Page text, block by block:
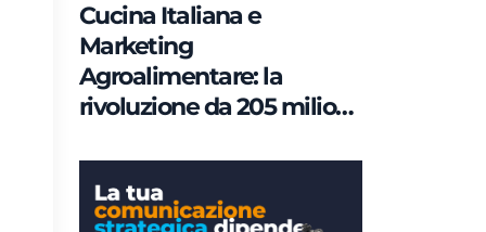
Cucina Italiana e
Marketing
Agroalimentare: la
rivoluzione da 205 milioni
in asset geopolitico